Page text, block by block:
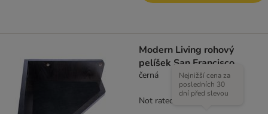
Modern Living rohový
pelíšek San Francisco
černá
Nejnižší cena za
posledních 30
dní před slevou
Not rated